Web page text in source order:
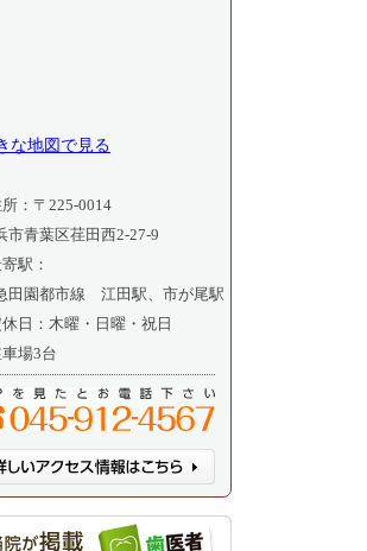
な地図で見る
：〒225-0014
市青葉区荏田西2-27-9
駅：
田園都市線 江田駅、市が尾駅
日：木曜・日曜・祝日
場3台